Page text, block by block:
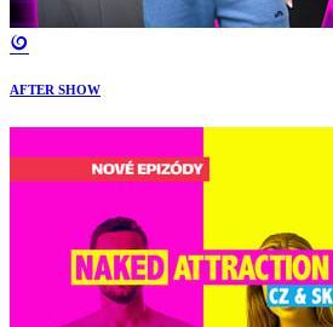
AFTER SHOW